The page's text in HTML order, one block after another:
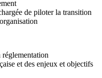
de piloter la transition
réglementation
et des enjeux et objectifs